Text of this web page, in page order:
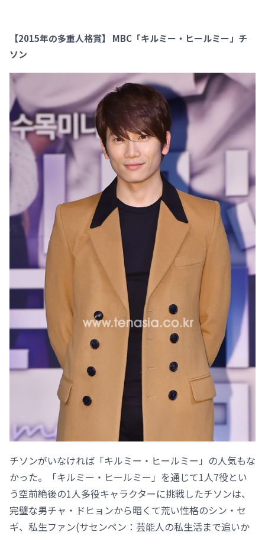
【2015年の多重人格賞】 MBC「キルミー・ヒールミー」チ
ソン
チソンがいなければ「キルミー・ヒールミー」の人気もな
かった。「キルミー・ヒールミー」を通じて1人7役とい
う空前絶後の1人多役キャラクターに挑戦したチソンは、
完璧な男チャ・ドヒョンから暗くて荒い性格のシン・セ
ギ、私生ファン(サセンペン：芸能人の私生活まで追いか